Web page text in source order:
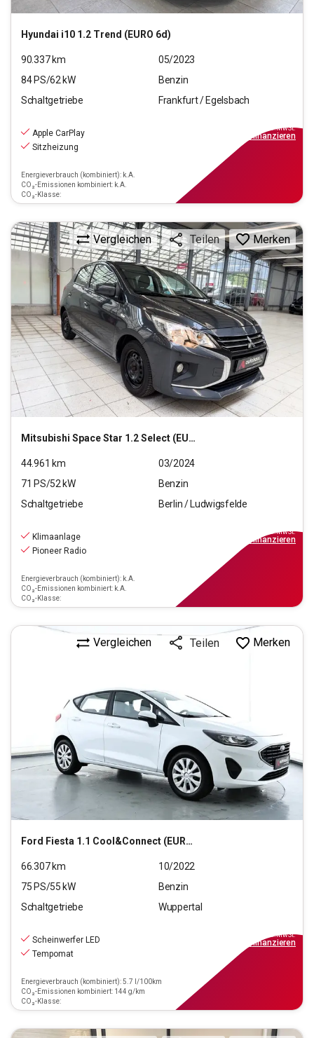
Hyundai i10 1.2 Trend (EURO 6d)
90.337km
05/2023
84PS/62kW
Benzin
Schaltgetriebe
Frankfurt / Egelsbach
Apple CarPlay
Sitzheizung
Energieverbrauch (kombiniert): k.A.
CO₂-Emissionen kombiniert: k.A.
CO₂-Klasse:
inkl.MwSt.
finanzieren
Mitsubishi Space Star 1.2 Select (EURO 6d)
Vergleichen Teilen Merken
44.961 km
03/2024
71 PS/52 kW
Benzin
Schaltgetriebe
Berlin / Ludwigsfelde
Klimaanlage
Pioneer Radio
Energieverbrauch (kombiniert): k.A.
CO₂-Emissionen kombiniert: k.A.
CO₂-Klasse:
inkl.MwSt.
finanzieren
Ford Fiesta 1.1 Cool&Connect (EURO 6d)
Vergleichen Teilen Merken
66.307km
10/2022
75 PS/55 kW
Benzin
Schaltgetriebe
Wuppertal
Scheinwerfer LED
Tempomat
Energieverbrauch (kombiniert): 5.7 l/100km
CO₂-Emissionen kombiniert: 144 g/km
CO₂-Klasse:
inkl.MwSt.
finanzieren